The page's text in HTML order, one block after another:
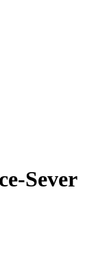
Sever